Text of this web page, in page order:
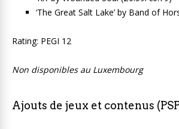
‘The Great Salt Lake’ by Band of
Rating: PEGI 12
Non disponibles au Luxembourg
Ajouts de jeux et contenus